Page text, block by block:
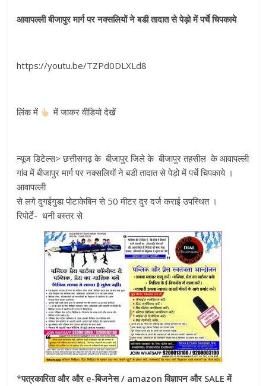
आवापल्ली बीजापुर मार्ग पर नक्सलियों ने बडी तादात से पेड़ो में पर्चे चिपकाये
https://youtu.be/TZPd0DLXLd8
लिंक में में जाकर वीडियो देखें
न्यूज डिटेल्स> छत्तीसगढ़ के बीजापुर जिले के बीजापुर तहसील के आवापल्ली
गांव में बीजापुर मार्ग पर नक्सलियों ने बडी तादात से पेड़ो में पर्चे चिपकाये ।
आवापल्ली
से लगे दुगईगुडा पोटाकेबिन से 50 मीटर दुर दर्ज कराई उपस्थित ।
रिपोर्टे- धनी बस्तर से
*पत्रकारिता और और e-बिजनेस / amazon विज्ञापन और SALE में